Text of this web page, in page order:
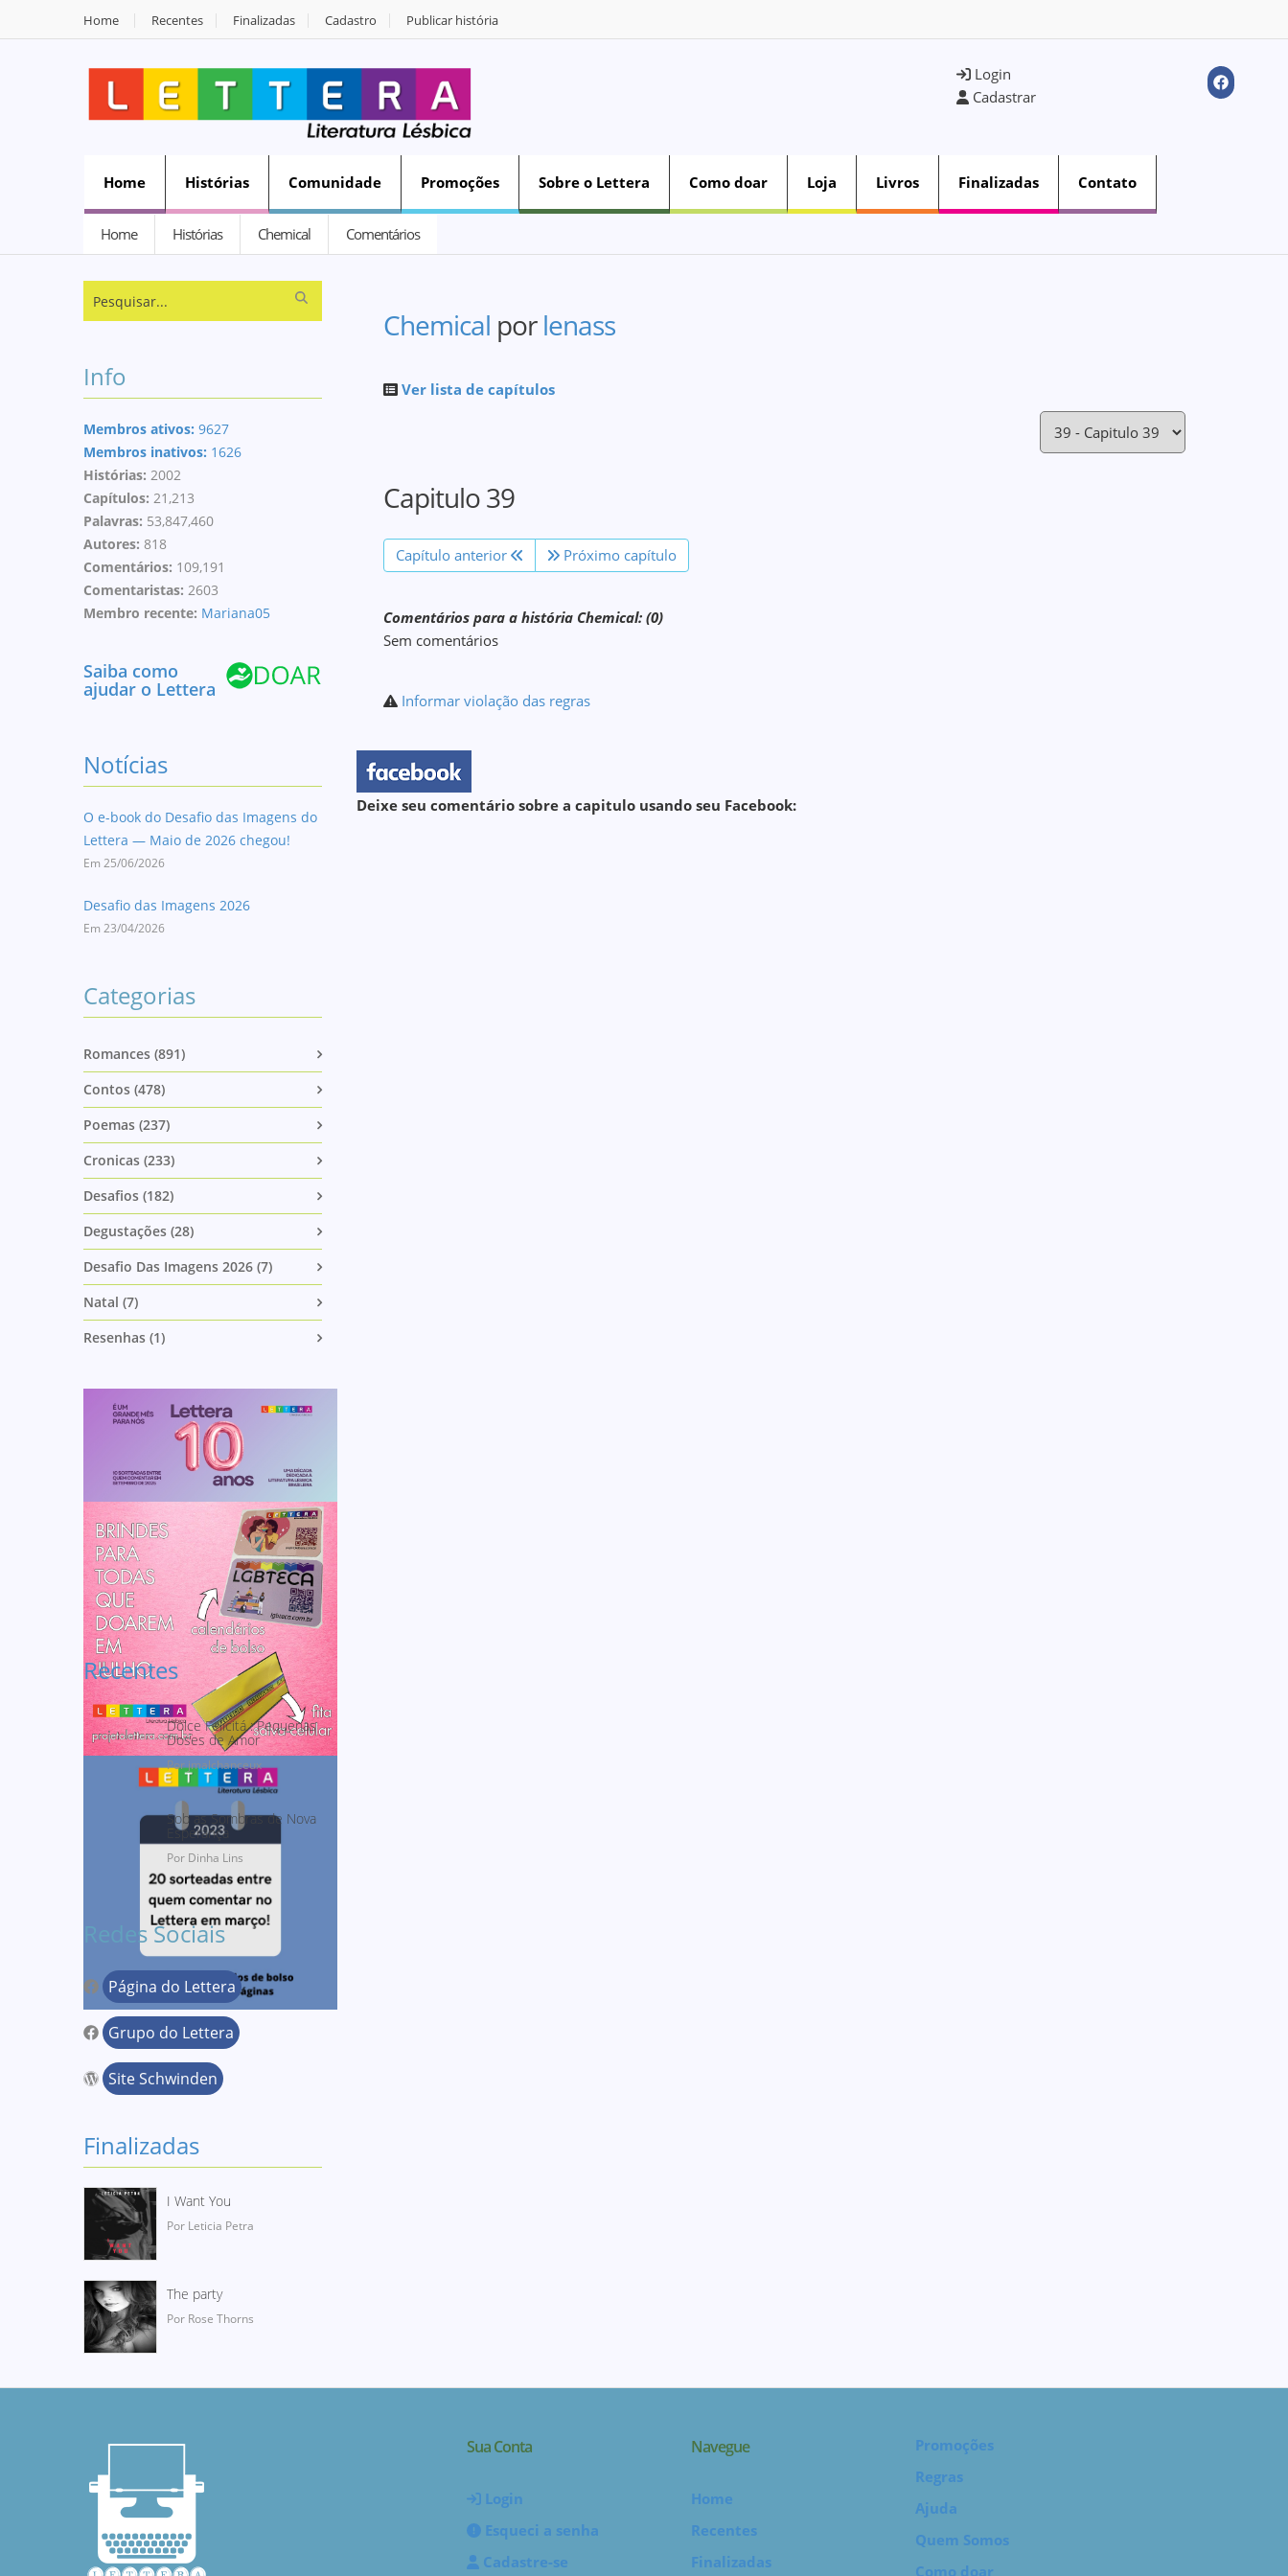
Home Recentes Finalizadas Cadastro Publicar história
Login
Cadastrar
Home Histórias Comunidade Promoções Sobre o Lettera Como doar Loja Livros Finalizadas Contato
Home Histórias Chemical Comentários
Info
Membros ativos: 9627
Membros inativos: 1626
Histórias: 2002
Capítulos: 21,213
Palavras: 53,847,460
Autores: 818
Comentários: 109,191
Comentaristas: 2603
Membro recente: Mariana05
Saiba como
ajudar o Lettera
Notícias
O e-book do Desafio das Imagens do
Lettera — Maio de 2026 chegou!
Em 25/06/2026
Desafio das Imagens 2026
Em 23/04/2026
Categorias
Romances (891)
Contos (478)
Poemas (237)
Cronicas (233)
Desafios (182)
Degustações (28)
Desafio Das Imagens 2026 (7)
Natal (7)
Resenhas (1)
Recentes
Dolce Felicitá : Pequenas
Doses de Amor
Por jmalchanceux
Sob as Sombras de Nova
Esperança
Por Dinha Lins
Redes Sociais
Página do Lettera
Grupo do Lettera
Site Schwinden
Finalizadas
I Want You
Por Leticia Petra
The party
Por Rose Thorns
Chemical porlenass
Ver lista de capítulos
Capitulo 39
Capítulo anterior Próximo capítulo
Comentários para a história Chemical: (0)
Sem comentários
Informar violação das regras
Deixe seu comentário sobre a capitulo usando seu Facebook:
Sua Conta
Login
Esqueci a senha
Cadastre-se
Navegue
Home
Recentes
Finalizadas
Promoções
Regras
Ajuda
Quem Somos
Como doar